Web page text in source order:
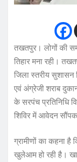
तखतपुर। लोगों की
तिहार मना रही।
जिला स्तरीय सुशासन
एवं अंग्रेजी शराब
के सरपंच प्रतिनिधि
शिविर में आवेदन
ग्रामीणों का कहना
खुलेआम हो रही है।